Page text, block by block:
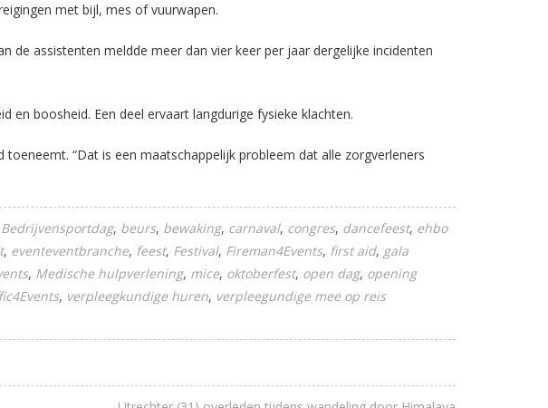
met bijl, mes of vuurwapen.
de assistenten meldde meer dan vier keer per jaar dergelijke incidenten
en boosheid. Een deel ervaart langdurige fysieke klachten.
“Dat is een maatschappelijk probleem dat alle zorgverleners
Bedrijvensportdag beurs bewaking carnaval congres dancefeest ehbo
eventeventbranche feest Festival Fireman4Events first aid gala
Medische hulpverlening mice oktoberfest open dag opening
verpleegkundige huren verpleegundige mee op reis